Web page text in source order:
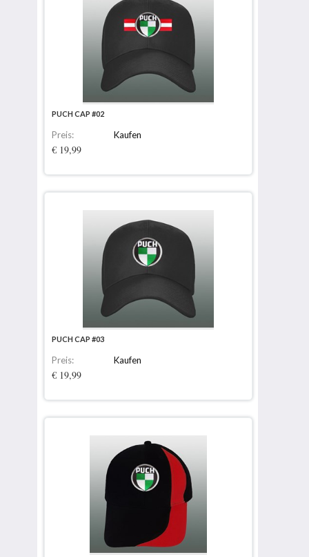
PUCH CAP #02
Preis:
€ 19,99
Kaufen
PUCH CAP #03
Preis:
€ 19,99
Kaufen